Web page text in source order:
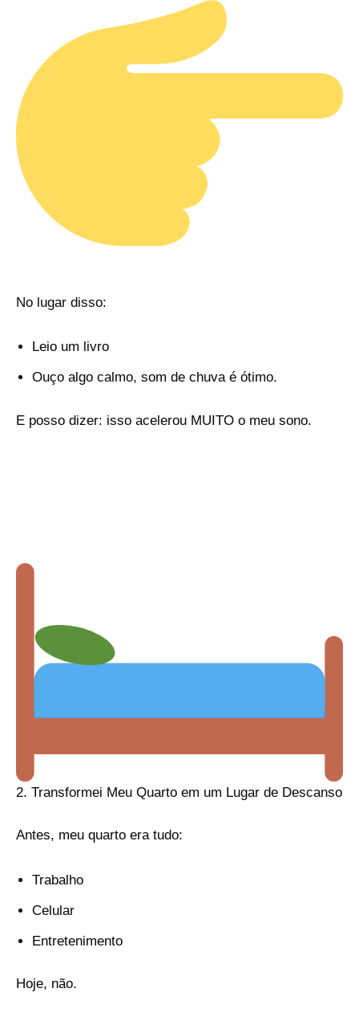
No lugar disso:
Leio um livro
Ouço algo calmo, som de chuva é ótimo.
E posso dizer: isso acelerou MUITO o meu sono.
2. Transformei Meu Quarto em um Lugar de Descanso
Antes, meu quarto era tudo:
Trabalho
Celular
Entretenimento
Hoje, não.